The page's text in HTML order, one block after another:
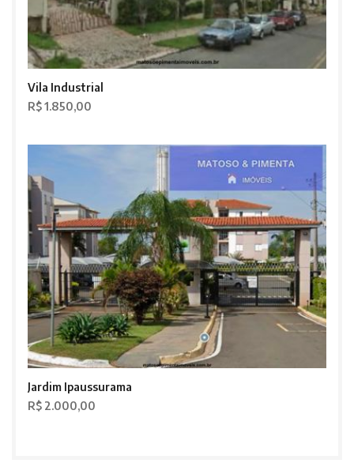
Vila Industrial
R$ 1.850,00
Jardim Ipaussurama
R$ 2.000,00